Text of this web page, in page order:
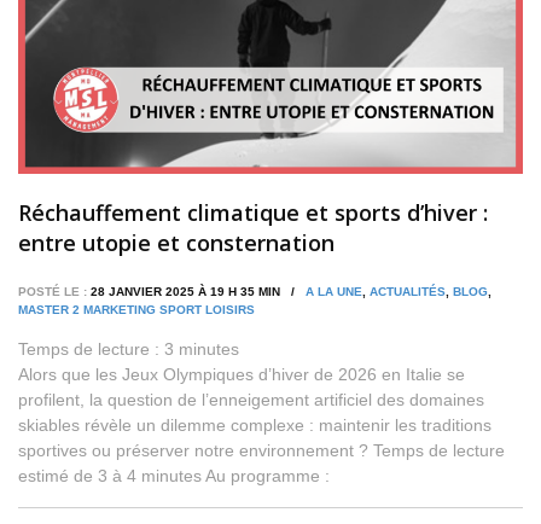
Réchauffement climatique et sports d’hiver :
entre utopie et consternation
POSTÉ LE : 28 JANVIER 2025 À 19 H 35 MIN / A LA UNE, ACTUALITÉS, BLOG,
MASTER 2 MARKETING SPORT LOISIRS
Temps de lecture : 3 minutes
Alors que les Jeux Olympiques d’hiver de 2026 en Italie se
profilent, la question de l’enneigement artificiel des domaines
skiables révèle un dilemme complexe : maintenir les traditions
sportives ou préserver notre environnement ? Temps de lecture
estimé de 3 à 4 minutes Au programme :